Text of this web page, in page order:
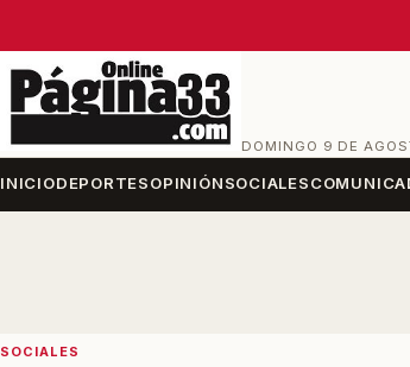
DOMINGO 9 DE
INICIODEPORTESOPINIÓNSOCIALES
SOCIALES